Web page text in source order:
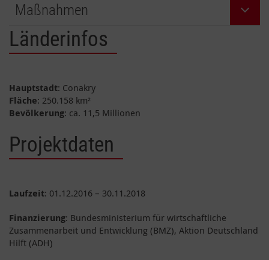
Maßnahmen
Länderinfos
Hauptstadt: Conakry
Fläche: 250.158 km²
Bevölkerung: ca. 11,5 Millionen
Projektdaten
Laufzeit: 01.12.2016 – 30.11.2018
Finanzierung: Bundesministerium für wirtschaftliche
Zusammenarbeit und Entwicklung (BMZ), Aktion Deutschland
Hilft (ADH)